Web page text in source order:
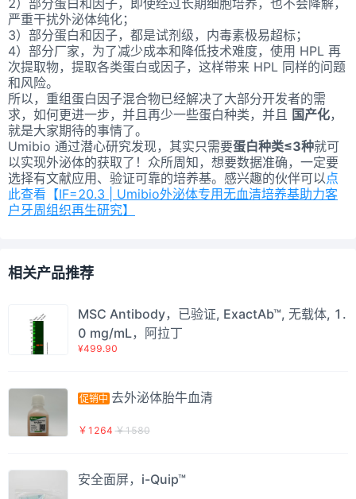
严重干扰外泌体纯化；
3）部分蛋白和因子，都是试剂级，内毒素极易超标；
4）部分厂家，为了减少成本和降低技术难度，使用 HPL 再
次提取物，提取各类蛋白或因子，这样带来 HPL 同样的问题
和风险。
所以，重组蛋白因子混合物已经解决了大部分开发者的需
求，如何更进一步，并且再少一些蛋白种类，并且 国产化，
就是大家期待的事情了。
Umibio 通过潜心研究发现，其实只需要蛋白种类≤3种就可
以实现外泌体的获取了！众所周知，想要数据准确，一定要
选择有文献应用、验证可靠的培养基。感兴趣的伙伴可以 点
此查看【IF=20.3 | Umibio外泌体专用无血清培养基助力客
户牙周组织再生研究】
相关产品推荐
MSC Antibody，已验证, ExactAb™, 无载体, 1.
0 mg/mL，阿拉丁
¥499.90
促销中 去外泌体胎牛血清
￥1264 ￥1580
安全面屏，i-Quip™